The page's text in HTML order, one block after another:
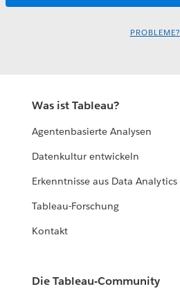
PROBLEME?
Was ist Tableau?
Agentenbasierte Analysen
Datenkultur entwickeln
Erkenntnisse aus Data Analytics
Tableau-Forschung
Kontakt
Die Tableau-Community